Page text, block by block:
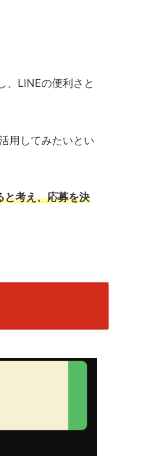
、LINEの便利さと
用してみたいとい
と考え、応募を決